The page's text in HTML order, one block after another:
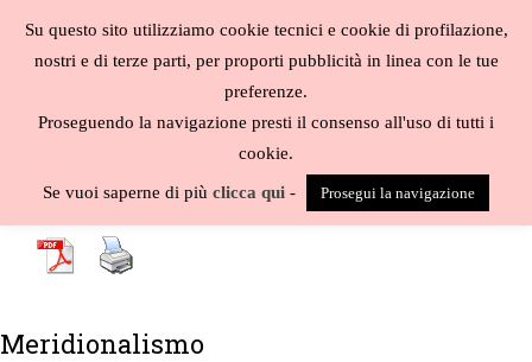
contenuto
- - -G -H -I K L-M-N-O-P-Q-R-S
- W -Y-Z-
Meridionalismo
Su questo sito utilizziamo cookie tecnici e cookie di profilazione,
nostri e di terze parti, per proporti pubblicità in linea con le tue
preferenze.
Proseguendo la navigazione presti il consenso all'uso di tutti i
cookie.
Se vuoi saperne di più clicca qui - Prosegui la navigazione